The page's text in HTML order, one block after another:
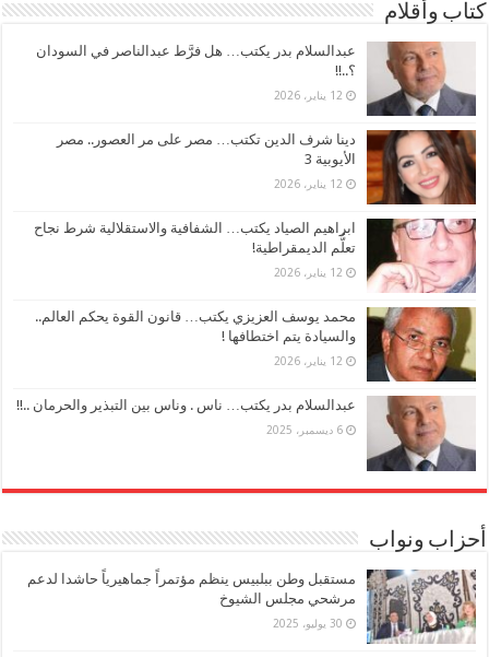
كتاب وأقلام
عبدالسلام بدر يكتب… هل فرَّط عبدالناصر في السودان
؟..!!
12 يناير، 2026
دينا شرف الدين تكتب… مصر على مر العصور.. مصر
الأيوبية 3
12 يناير، 2026
ابراهيم الصياد يكتب… الشفافية والاستقلالية شرط نجاح
تعلُّم الديمقراطية!
12 يناير، 2026
محمد يوسف العزيزي يكتب… قانون القوة يحكم العالم..
والسيادة يتم اختطافها !
12 يناير، 2026
عبدالسلام بدر يكتب… ناس . وناس بين التبذير والحرمان ..!!
6 ديسمبر، 2025
أحزاب ونواب
مستقبل وطن ببلبيس ينظم مؤتمراً جماهيرياً حاشدا لدعم
مرشحي مجلس الشيوخ
30 يوليو، 2025